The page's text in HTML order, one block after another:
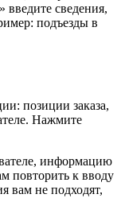
введите сведения,
подъезды в
позиции заказа,
Нажмите
информацию
повторить к вводу
вам не подходят,